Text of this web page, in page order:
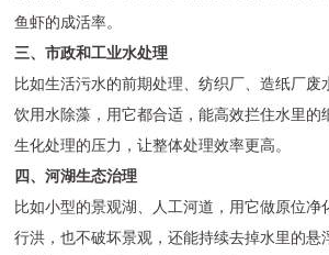
鱼虾的成活率。
三、市政和工业水处理
比如生活污水的前期处理、纺织厂、造纸厂废
饮用水除藻，用它都合适，能高效拦住水里的
生化处理的压力，让整体处理效率更高。
四、河湖生态治理
比如小型的景观湖、人工河道，用它做原位净
行洪，也不破坏景观，还能持续去掉水里的悬